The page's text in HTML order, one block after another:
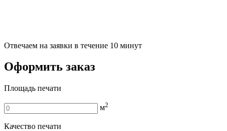
Отвечаем на заявки в течение 10 минут
Оформить заказ
Площадь печати
м2
Качество печати